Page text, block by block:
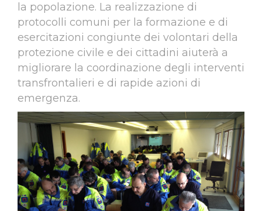
la popolazione. La realizzazione di
protocolli comuni per la formazione e di
esercitazioni congiunte dei volontari della
protezione civile e dei cittadini aiuterà a
migliorare la coordinazione degli interventi
transfrontalieri e di rapide azioni di
emergenza.